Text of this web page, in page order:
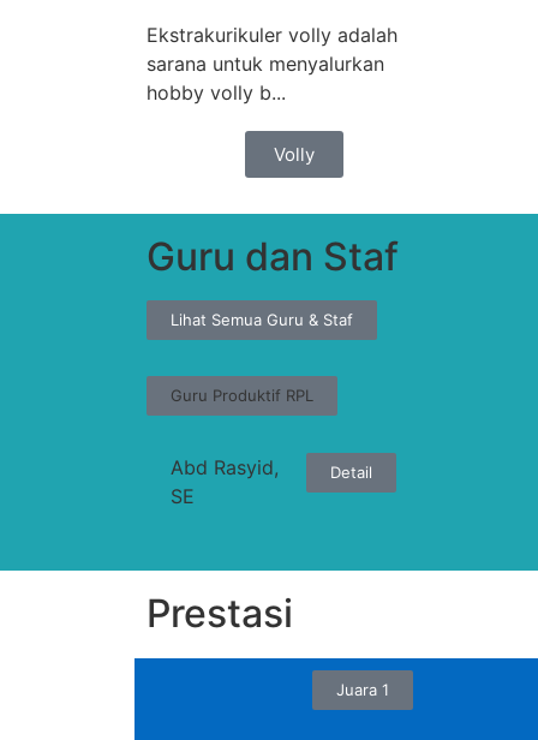
Ekstrakurikuler volly adalah
sarana untuk menyalurkan
hobby volly b...
Volly
Guru dan Staf
Lihat Semua Guru & Staf
Abd Rasyid,
SE
Detail
Guru Produktif RPL
Prestasi
Juara 1